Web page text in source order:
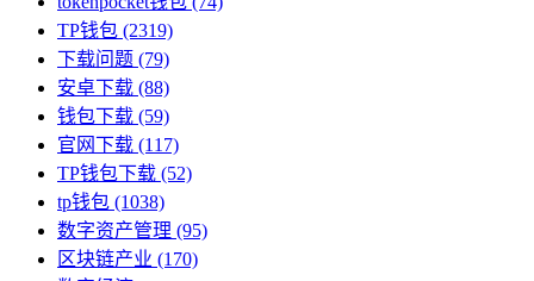
TP钱包 (2319)
下载问题 (79)
安卓下载 (88)
钱包下载 (59)
官网下载 (117)
TP钱包下载 (52)
tp钱包 (1038)
数字资产管理 (95)
区块链产业 (170)